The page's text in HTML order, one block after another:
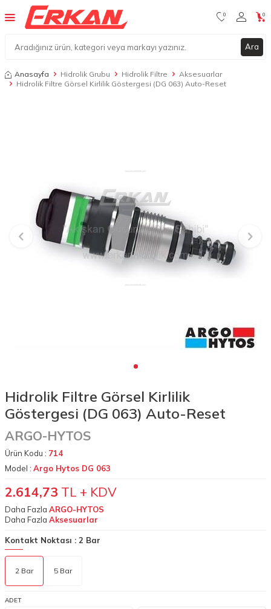
Ara
0 0
Anasayfa Hidrolik Grubu Hidrolik Filtre
Aksesuarlar
Hidrolik Filtre Görsel Kirlilik Göstergesi (DG 063) Auto-Reset
Hidrolik Filtre Görsel Kirlilik
Göstergesi (DG 063) Auto-Reset
ARGO-HYTOS
Ürün Kodu : 714
Model : Argo Hytos DG 063
2.614,73 TL + KDV
Daha Fazla ARGO-HYTOS
Daha Fazla Aksesuarlar
Kontakt Noktası : 2 Bar
2 Bar 5 Bar
ADET